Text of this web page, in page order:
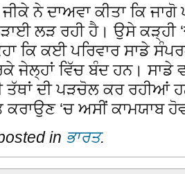
ਨੇ ਦਾਅਵਾ ਕੀਤਾ ਕਿ
ਲੜ ਰਹੀ ਹੈ। ਉਸੇ ਕੜ੍ਹੀ
ਕਿ ਕਈ ਪਰਿਵਾਰ ਸਾਡੇ
ਜੇਲ੍ਹਾਂ ਵਿੱਚ ਬੰਦ ਹਨ। ਸਾਡੇ
ਤੱਥਾਂ ਦੀ ਪੜਚੋਲ ਕਰ
ਕਰਾਉਣ ‘ਚ ਅਸੀਂ ਕਾਮਯਾਬ
in ਭਾਰਤ.